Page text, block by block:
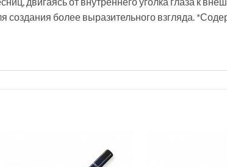
создания более выразительного взгляда.